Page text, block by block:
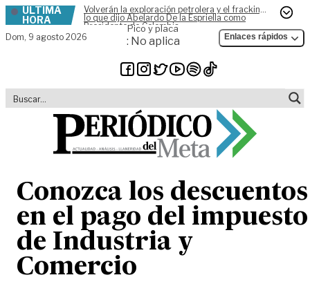
Skip to content
ÚLTIMA
HORA
Volverán la exploración petrolera y el fracking,
lo que dijo Abelardo De la Espriella como
Presidente de Colombia
Dom, 9 agosto 2026
Pico y placa
: No aplica Enlaces rápidos
Conozca los descuentos
en el pago del impuesto
de Industria y
Comercio